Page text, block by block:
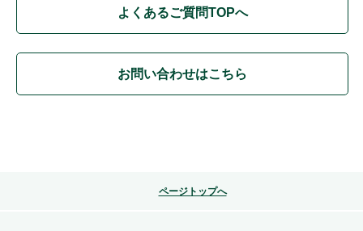
よくあるご質問TOPへ
お問い合わせはこちら
ページトップへ